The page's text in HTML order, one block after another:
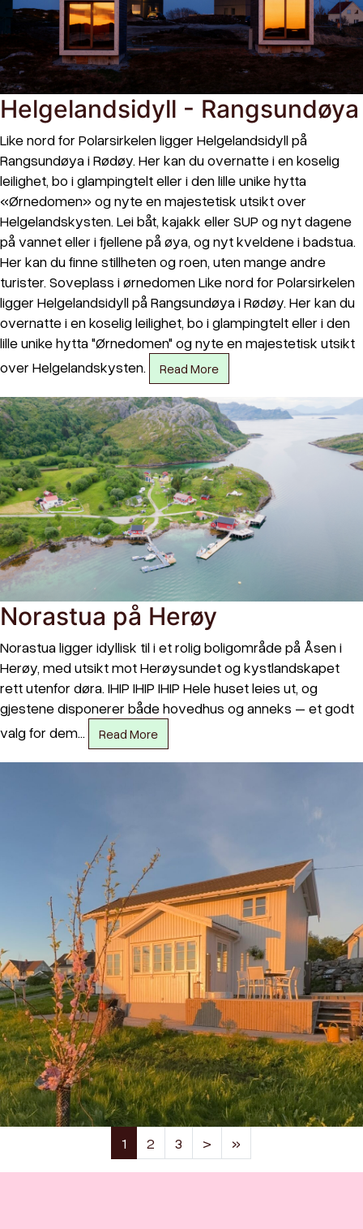
Helgelandsidyll - Rangsundøya
Like nord for Polarsirkelen ligger Helgelandsidyll på
Rangsundøya i Rødøy. Her kan du overnatte i en koselig
leilighet, bo i glampingtelt eller i den lille unike hytta
«Ørnedomen» og nyte en majestetisk utsikt over
Helgelandskysten. Lei båt, kajakk eller SUP og nyt dagene
på vannet eller i fjellene på øya, og nyt kveldene i badstua.
Her kan du finne stillheten og roen, uten mange andre
turister. Soveplass i ørnedomen Like nord for Polarsirkelen
ligger Helgelandsidyll på Rangsundøya i Rødøy. Her kan du
overnatte i en koselig leilighet, bo i glampingtelt eller i den
lille unike hytta "Ørnedomen" og nyte en majestetisk utsikt
over Helgelandskysten.
Read More
Norastua på Herøy
Norastua ligger idyllisk til i et rolig boligområde på Åsen i
Herøy, med utsikt mot Herøysundet og kystlandskapet
rett utenfor døra. IHIP IHIP IHIP Hele huset leies ut, og
gjestene disponerer både hovedhus og anneks – et godt
valg for dem…
Read More
1 (current)
2 3 > »